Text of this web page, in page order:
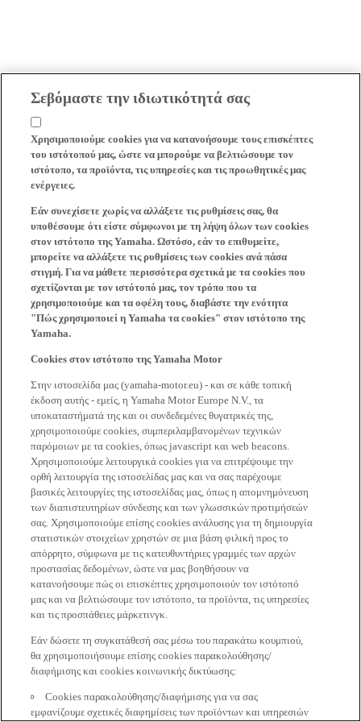
Σεβόμαστε την ιδιωτικότητά σας
Χρησιμοποιούμε cookies για να κατανοήσουμε τους επισκέπτες
του ιστότοπού μας, ώστε να μπορούμε να βελτιώσουμε τον
ιστότοπο, τα προϊόντα, τις υπηρεσίες και τις προωθητικές μας
ενέργειες.
Εάν συνεχίσετε χωρίς να αλλάξετε τις ρυθμίσεις σας, θα
υποθέσουμε ότι είστε σύμφωνοι με τη λήψη όλων των cookies
στον ιστότοπο της Yamaha. Ωστόσο, εάν το επιθυμείτε,
μπορείτε να αλλάξετε τις ρυθμίσεις των cookies ανά πάσα
στιγμή. Για να μάθετε περισσότερα σχετικά με τα cookies που
σχετίζονται με τον ιστότοπό μας, τον τρόπο που τα
χρησιμοποιούμε και τα οφέλη τους, διαβάστε την ενότητα
"Πώς χρησιμοποιεί η Yamaha τα cookies" στον ιστότοπο της
Yamaha.
Cookies στον ιστότοπο της Yamaha Motor
Στην ιστοσελίδα μας (yamaha-motor.eu) - και σε κάθε τοπική
έκδοση αυτής - εμείς, η Yamaha Motor Europe N.V., τα
υποκαταστήματά της και οι συνδεδεμένες θυγατρικές της,
χρησιμοποιούμε cookies, συμπεριλαμβανομένων τεχνικών
παρόμοιων με τα cookies, όπως javascript και web beacons.
Χρησιμοποιούμε λειτουργικά cookies για να επιτρέψουμε την
ορθή λειτουργία της ιστοσελίδας μας και να σας παρέχουμε
βασικές λειτουργίες της ιστοσελίδας μας, όπως η απομνημόνευση
των διαπιστευτηρίων σύνδεσης και των γλωσσικών προτιμήσεών
σας. Χρησιμοποιούμε επίσης cookies ανάλυσης για τη δημιουργία
στατιστικών στοιχείων χρηστών σε μια βάση φιλική προς το
απόρρητο, σύμφωνα με τις κατευθυντήριες γραμμές των αρχών
προστασίας δεδομένων, ώστε να μας βοηθήσουν να
κατανοήσουμε πώς οι επισκέπτες χρησιμοποιούν τον ιστότοπό
μας και να βελτιώσουμε τον ιστότοπο, τα προϊόντα, τις υπηρεσίες
και τις προσπάθειες μάρκετινγκ.
Εάν δώσετε τη συγκατάθεσή σας μέσω του παρακάτω κουμπιού,
θα χρησιμοποιήσουμε επίσης cookies παρακολούθησης/
διαφήμισης και cookies κοινωνικής δικτύωσης:
Cookies παρακολούθησης/διαφήμισης για να σας
εμφανίζουμε σχετικές διαφημίσεις των προϊόντων και υπηρεσιών